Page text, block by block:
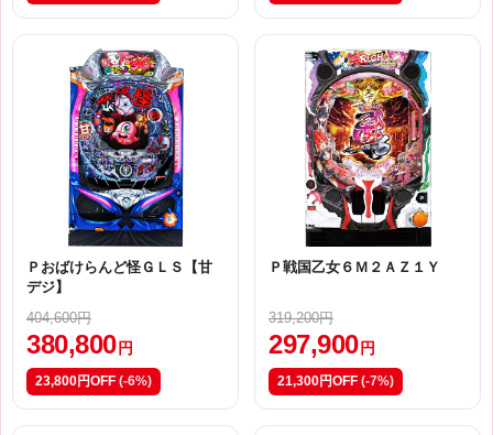
Ｐおばけらんど怪ＧＬＳ【甘
デジ】
404,600円
380,800円
23,800円OFF (-6%)
Ｐ戦国乙女６Ｍ２ＡＺ１Ｙ
319,200円
297,900円
21,300円OFF (-7%)